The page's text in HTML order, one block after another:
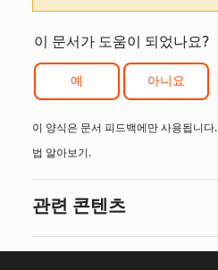
이 문서가 도움이 되었나요?
예 아니요
이 양식은 문서 피드백에만 사용됩니다.
법 알아보기.
관련 콘텐츠